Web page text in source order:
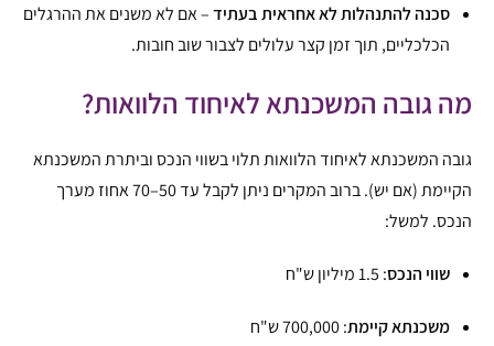
סכנה להתנהלות לא אחראית בעתיד– אם לא משנים את ההרגלים
הכלכליים, תוך זמן קצר עלולים לצבור שוב חובות.
מה גובה המשכנתא לאיחוד הלוואות?
גובה המשכנתא לאיחוד הלוואות תלוי בשווי הנכס וביתרת המשכנתא
הקיימת (אם יש). ברוב המקרים ניתן לקבל עד 50–70 אחוז מערך
הנכס. למשל:
שווי הנכס: 1.5 מיליון ש"ח
משכנתא קיימת: 700,000 ש"ח